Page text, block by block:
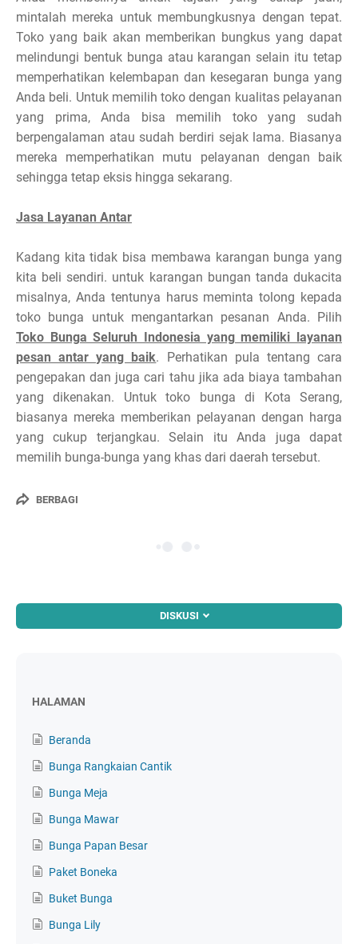
mintalah mereka untuk membungkusnya dengan tepat.
Toko yang baik akan memberikan bungkus yang dapat
melindungi bentuk bunga atau karangan selain itu tetap
memperhatikan kelembapan dan kesegaran bunga yang
Anda beli. Untuk memilih toko dengan kualitas pelayanan
yang prima, Anda bisa memilih toko yang sudah
berpengalaman atau sudah berdiri sejak lama. Biasanya
mereka memperhatikan mutu pelayanan dengan baik
sehingga tetap eksis hingga sekarang.
Jasa Layanan Antar
Kadang kita tidak bisa membawa karangan bunga yang
kita beli sendiri. untuk karangan bungan tanda dukacita
misalnya, Anda tentunya harus meminta tolong kepada
toko bunga untuk mengantarkan pesanan Anda. Pilih
Toko Bunga Seluruh Indonesia yang memiliki layanan
pesan antar yang baik. Perhatikan pula tentang cara
pengepakan dan juga cari tahu jika ada biaya tambahan
yang dikenakan. Untuk toko bunga di Kota Serang,
biasanya mereka memberikan pelayanan dengan harga
yang cukup terjangkau. Selain itu Anda juga dapat
memilih bunga-bunga yang khas dari daerah tersebut.
BERBAGI
DISKUSI
HALAMAN
Beranda
Bunga Rangkaian Cantik
Bunga Meja
Bunga Mawar
Bunga Papan Besar
Paket Boneka
Buket Bunga
Bunga Lily